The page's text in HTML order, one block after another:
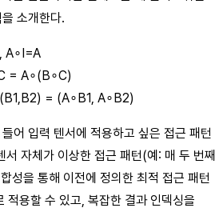
소개한다.
A∘I=A
= A∘(B∘C)
= (A∘B1, A∘B2)
어 입력 텐서에 적용하고 싶은 접근 패턴
자체가 이상한 접근 패턴(예: 매 두 번째
성을 통해 이전에 정의한 최적 접근 패턴
적용할 수 있고, 복잡한 결과 인덱싱을